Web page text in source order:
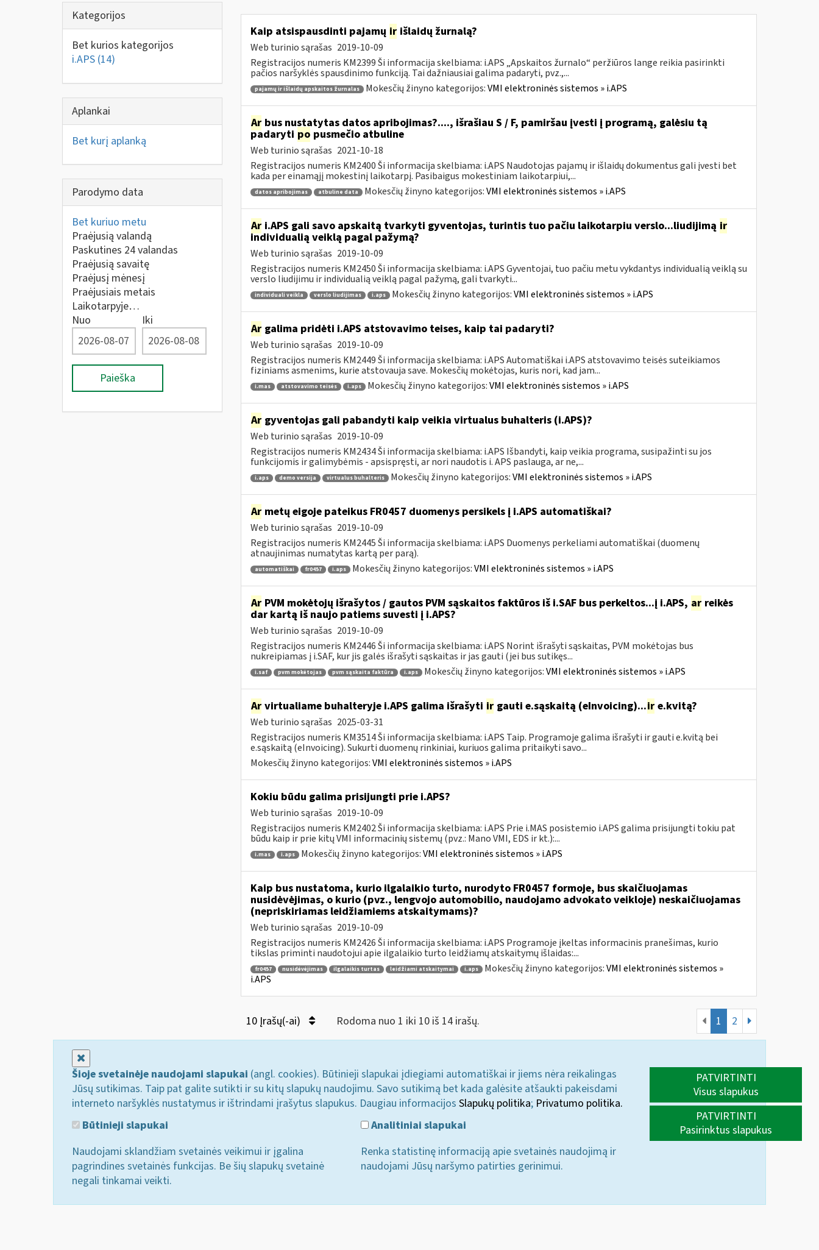
Kategorijos
Bet kurios kategorijos
i.APS (14)
Aplankai
Bet kurį aplanką
Parodymo data
Bet kuriuo metu
Praėjusią valandą
Paskutines 24 valandas
Praėjusią savaitę
Praėjusį mėnesį
Praėjusiais metais
Laikotarpyje…
Nuo
Iki
Paieška
Kaip atsispausdinti pajamų irišlaidų žurnalą?
Web turinio sąrašas 2019-10-09
Registracijos numeris KM2399 Ši informacija skelbiama: i.APS „Apskaitos žurnalo“ peržiūros lange reikia pasirinkti
pačios naršyklės spausdinimo funkciją. Tai dažniausiai galima padaryti, pvz.,...
pajamų ir išlaidų apskaitos žurnalas Mokesčių žinyno kategorijos:VMI elektroninės sistemos » i.APS
Arbus nustatytas datos apribojimas?...., išrašiau S / F, pamiršau įvesti į programą, galėsiu tą
padaryti po pusmečio atbuline
Web turinio sąrašas 2021-10-18
Registracijos numeris KM2400 Ši informacija skelbiama: i.APS Naudotojas pajamų ir išlaidų dokumentus gali įvesti bet
kada per einamąjį mokestinį laikotarpį. Pasibaigus mokestiniam laikotarpiui,...
datos apribojimas atbuline data Mokesčių žinyno kategorijos:VMI elektroninės sistemos » i.APS
Ari.APS gali savo apskaitą tvarkyti gyventojas, turintis tuo pačiu laikotarpiu verslo...liudijimą ir
individualią veiklą pagal pažymą?
Web turinio sąrašas 2019-10-09
Registracijos numeris KM2450 Ši informacija skelbiama: i.APS Gyventojai, tuo pačiu metu vykdantys individualią veiklą su
verslo liudijimu ir individualią veiklą pagal pažymą, gali tvarkyti...
individuali veikla verslo liudijimas i.aps Mokesčių žinyno kategorijos:VMI elektroninės sistemos » i.APS
Argalima pridėti i.APS atstovavimo teises, kaip tai padaryti?
Web turinio sąrašas 2019-10-09
Registracijos numeris KM2449 Ši informacija skelbiama: i.APS Automatiškai i.APS atstovavimo teisės suteikiamos
fiziniams asmenims, kurie atstovauja save. Mokesčių mokėtojas, kuris nori, kad jam...
i.mas atstovavimo teisės i.aps Mokesčių žinyno kategorijos:VMI elektroninės sistemos » i.APS
Argyventojas gali pabandyti kaip veikia virtualus buhalteris (i.APS)?
Web turinio sąrašas 2019-10-09
Registracijos numeris KM2434 Ši informacija skelbiama: i.APS Išbandyti, kaip veikia programa, susipažinti su jos
funkcijomis ir galimybėmis - apsispręsti, ar nori naudotis i. APS paslauga, ar ne,...
i.aps demo versija virtualus buhalteris Mokesčių žinyno kategorijos:VMI elektroninės sistemos » i.APS
Armetų eigoje pateikus FR0457 duomenys persikels į i.APS automatiškai?
Web turinio sąrašas 2019-10-09
Registracijos numeris KM2445 Ši informacija skelbiama: i.APS Duomenys perkeliami automatiškai (duomenų
atnaujinimas numatytas kartą per parą).
automatiškai fr0457 i.aps Mokesčių žinyno kategorijos:VMI elektroninės sistemos » i.APS
ArPVM mokėtojų išrašytos / gautos PVM sąskaitos faktūros iš i.SAF bus perkeltos...į i.APS, arreikės
dar kartą iš naujo patiems suvesti į i.APS?
Web turinio sąrašas 2019-10-09
Registracijos numeris KM2446 Ši informacija skelbiama: i.APS Norint išrašyti sąskaitas, PVM mokėtojas bus
nukreipiamas į i.SAF, kur jis galės išrašyti sąskaitas ir jas gauti (jei bus sutikęs...
i.saf pvm mokėtojas pvm sąskaita faktūra i.aps Mokesčių žinyno kategorijos:VMI elektroninės sistemos » i.APS
Arvirtualiame buhalteryje i.APS galima išrašyti irgauti e.sąskaitą (eInvoicing)...ire.kvitą?
Web turinio sąrašas 2025-03-31
Registracijos numeris KM3514 Ši informacija skelbiama: i.APS Taip. Programoje galima išrašyti ir gauti e.kvitą bei
e.sąskaitą (eInvoicing). Sukurti duomenų rinkiniai, kuriuos galima pritaikyti savo...
Mokesčių žinyno kategorijos:VMI elektroninės sistemos » i.APS
Kokiu būdu galima prisijungti prie i.APS?
Web turinio sąrašas 2019-10-09
Registracijos numeris KM2402 Ši informacija skelbiama: i.APS Prie i.MAS posistemio i.APS galima prisijungti tokiu pat
būdu kaip ir prie kitų VMI informacinių sistemų (pvz.: Mano VMI, EDS ir kt.):...
i.mas i.aps Mokesčių žinyno kategorijos:VMI elektroninės sistemos » i.APS
Kaip bus nustatoma, kurio ilgalaikio turto, nurodyto FR0457 formoje, bus skaičiuojamas
nusidėvėjimas, o kurio (pvz., lengvojo automobilio, naudojamo advokato veikloje) neskaičiuojamas
(nepriskiriamas leidžiamiems atskaitymams)?
Web turinio sąrašas 2019-10-09
Registracijos numeris KM2426 Ši informacija skelbiama: i.APS Programoje įkeltas informacinis pranešimas, kurio
tikslas priminti naudotojui apie ilgalaikio turto leidžiamų atskaitymų išlaidas:...
fr0457 nusidėvėjimas ilgalaikis turtas leidžiami atskaitymai i.aps Mokesčių žinyno kategorijos:VMI elektroninės sistemos »
i.APS
10 Įrašų(-ai) Rodoma nuo 1 iki 10 iš 14 irašų. 1 2
Šioje svetainėje naudojami slapukai (angl. cookies). Būtinieji slapukai įdiegiami automatiškai ir jiems nėra reikalingas
Jūsų sutikimas. Taip pat galite sutikti ir su kitų slapukų naudojimu. Savo sutikimą bet kada galėsite atšaukti pakeisdami
interneto naršyklės nustatymus ir ištrindami įrašytus slapukus. Daugiau informacijos Slapukų politika; Privatumo politika.
Būtinieji slapukai
Naudojami sklandžiam svetainės veikimui ir įgalina
pagrindines svetainės funkcijas. Be šių slapukų svetainė
negali tinkamai veikti.
Analitiniai slapukai
Renka statistinę informaciją apie svetainės naudojimą ir
naudojami Jūsų naršymo patirties gerinimui.
PATVIRTINTI
Visus slapukus
PATVIRTINTI
Pasirinktus slapukus